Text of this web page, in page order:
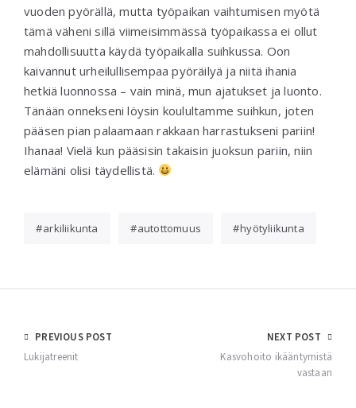
vuoden pyörällä, mutta työpaikan vaihtumisen myötä
tämä väheni sillä viimeisimmässä työpaikassa ei ollut
mahdollisuutta käydä työpaikalla suihkussa. Oon
kaivannut urheilullisempaa pyöräilyä ja niitä ihania
hetkiä luonnossa – vain minä, mun ajatukset ja luonto.
Tänään onnekseni löysin koulultamme suihkun, joten
pääsen pian palaamaan rakkaan harrastukseni pariin!
Ihanaa! Vielä kun pääsisin takaisin juoksun pariin, niin
elämäni olisi täydellistä.
arkiliikunta autottomuus hyötyliikunta
Post
navigation
PREVIOUS POST
Lukijatreenit
NEXT POST
Kasvohoito ikääntymistä
vastaan